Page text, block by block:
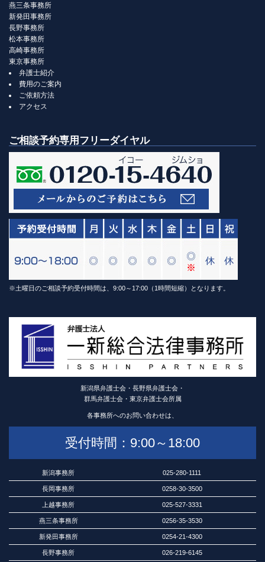
燕三条事務所
新発田事務所
長野事務所
松本事務所
高崎事務所
東京事務所
弁護士紹介
費用のご案内
ご依頼方法
アクセス
ご相談予約専用フリーダイヤル
※土曜日のご相談予約受付時間は、9:00～17:00（1時間短縮）となります。
新潟県弁護士会・長野県弁護士会・
群馬弁護士会・東京弁護士会所属
各事務所へのお問い合わせは、
受付時間：9:00～18:00
新潟事務所 025-280-1111
長岡事務所 0258-30-3500
上越事務所 025-527-3331
燕三条事務所 0256-35-3530
新発田事務所 0254-21-4300
長野事務所 026-219-6145